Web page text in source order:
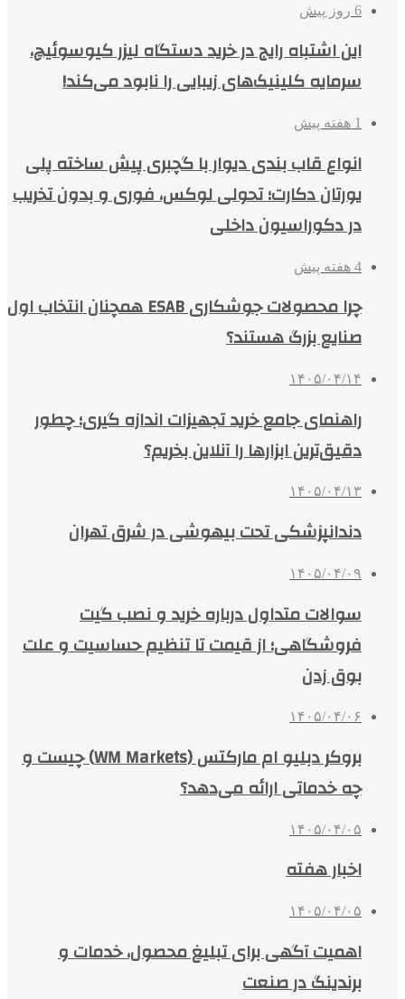
6 روز پیش
این اشتباه رایج در خرید دستگاه لیزر کیوسوئیچ،
سرمایه کلینیک‌های زیبایی را نابود می‌کند!
1 هفته پیش
انواع قاب بندی دیوار با گچبری پیش ساخته پلی
یورتان دکارت؛ تحولی لوکس، فوری و بدون تخریب
در دکوراسیون داخلی
4 هفته پیش
چرا محصولات جوشکاری ESAB همچنان انتخاب اول
صنایع بزرگ هستند؟
۱۴۰۵/۰۴/۱۴
راهنمای جامع خرید تجهیزات اندازه گیری؛ چطور
دقیق‌ترین ابزارها را آنلاین بخریم؟
۱۴۰۵/۰۴/۱۳
دندانپزشکی تحت بیهوشی در شرق تهران
۱۴۰۵/۰۴/۰۹
سوالات متداول درباره خرید و نصب گیت
فروشگاهی؛ از قیمت تا تنظیم حساسیت و علت
بوق زدن
۱۴۰۵/۰۴/۰۶
بروکر دبلیو ام مارکتس (WM Markets) چیست و
چه خدماتی ارائه می‌دهد؟
۱۴۰۵/۰۴/۰۵
اخبار هفته
۱۴۰۵/۰۴/۰۵
اهمیت آگهی برای تبلیغ محصول، خدمات و
برندینگ در صنعت